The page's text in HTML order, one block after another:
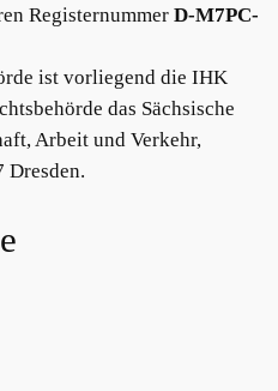
Registernummer D-M7PC-
ist vorliegend die IHK
das Sächsische
Arbeit und Verkehr,
Dresden.